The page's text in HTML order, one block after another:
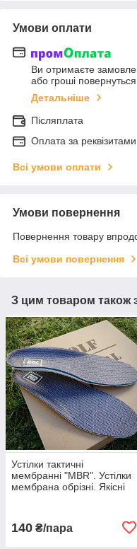
Умови оплати
Ви отримаєте
або гроші
Детальніше
Післяплата
Оплата за реквізитами
Всі умови оплати
Умови повернення
Повернення товару
Всі умови повернення
З цим товаром також
Устілки тактичні
мембранні "MBR". Устілки
мембрана обрізні. Якісні
140 ₴/пара